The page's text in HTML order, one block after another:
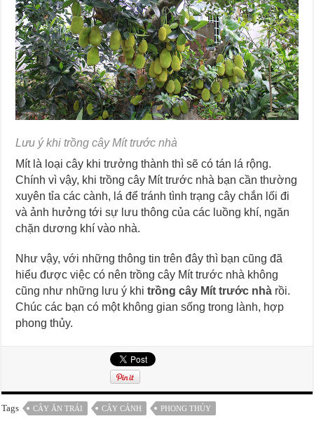
Lưu ý khi trồng cây Mít trước nhà
Mít là loại cây khi trưởng thành thì sẽ có tán lá rộng.
Chính vì vậy, khi trồng cây Mít trước nhà bạn cần thường
xuyên tỉa các cành, lá để tránh tình trạng cây chắn lối đi
và ảnh hưởng tới sự lưu thông của các luồng khí, ngăn
chặn dương khí vào nhà.
Như vậy, với những thông tin trên đây thì bạn cũng đã
hiểu được việc có nên trồng cây Mít trước nhà không
cũng như những lưu ý khitrồng cây Mít trước nhà rồi.
Chúc các bạn có một không gian sống trong lành, hợp
phong thủy.
Tags CÂY ĂN TRÁI CÂY CẢNH PHONG THỦY